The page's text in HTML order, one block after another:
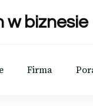
w biznesie
Firma